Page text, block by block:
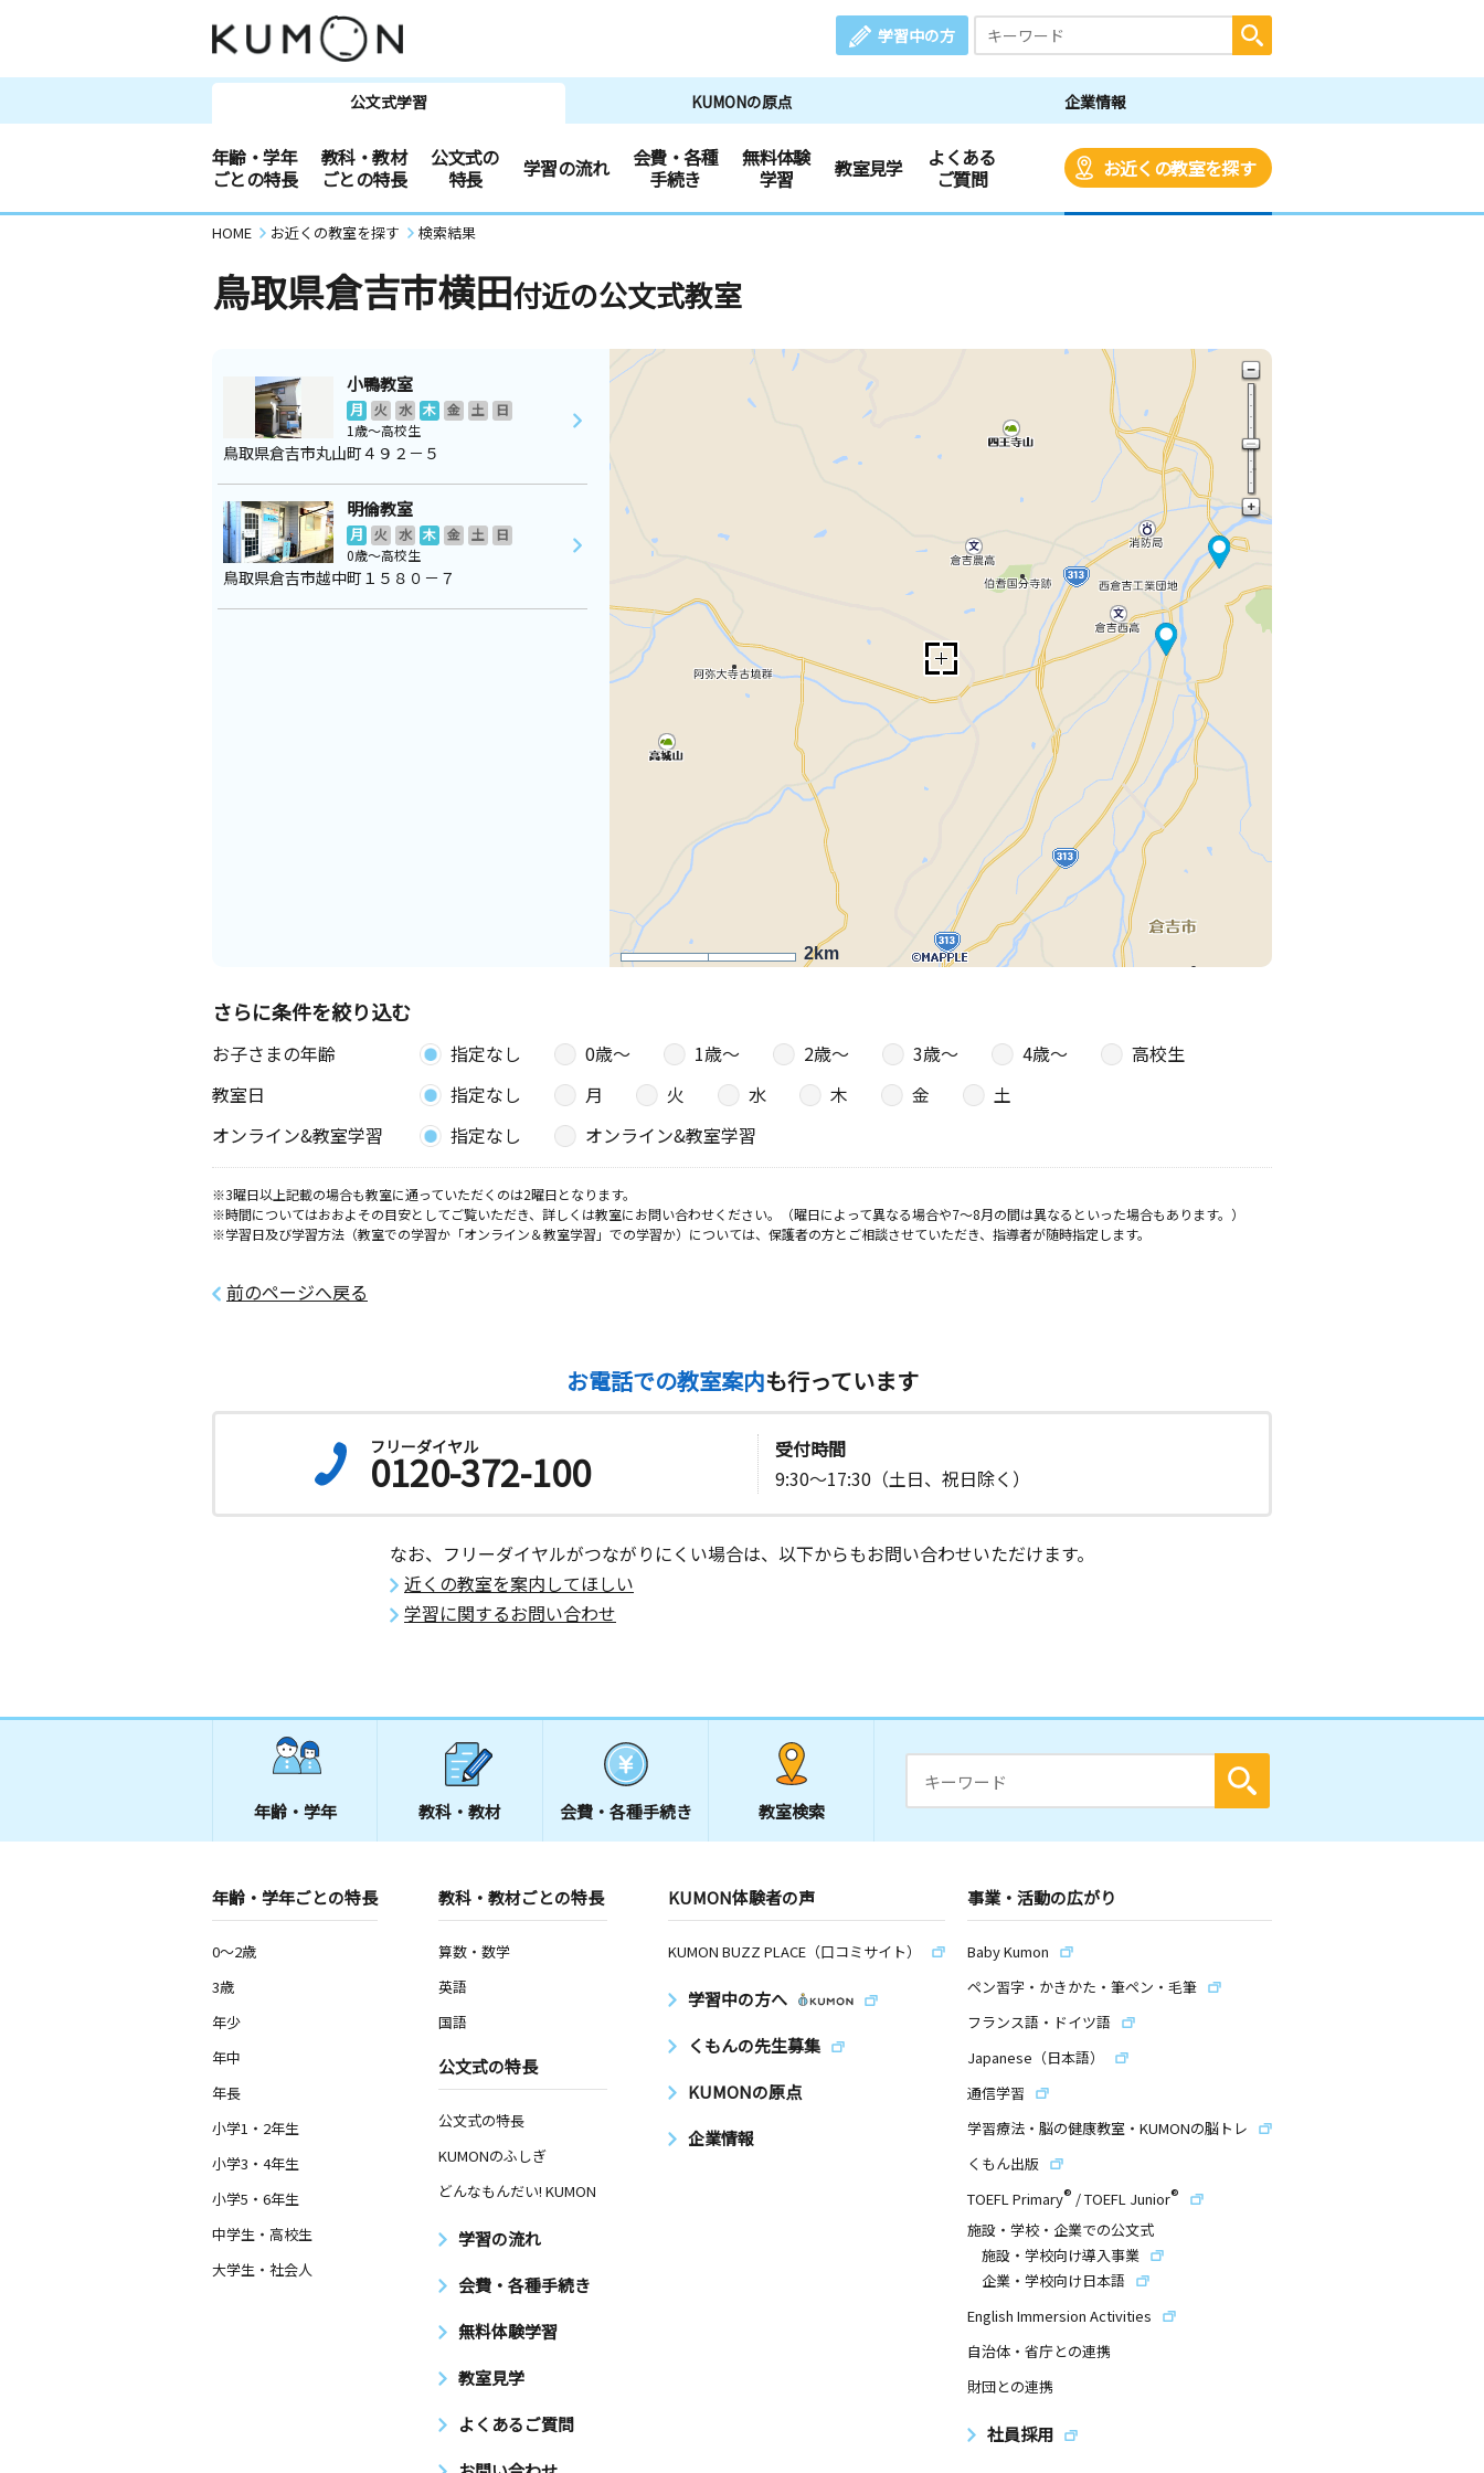
学習中の方
公文式学習 KUMONの原点 企業情報
年齢・学年
ごとの特長
教科・教材
ごとの特長
公文式の
特長
学習の流れ
会費・各種
手続き
無料体験
学習
教室見学
よくある
ご質問
お近くの教室を探す
HOME お近くの教室を探す 検索結果
鳥取県倉吉市横田付近の公文式教室
2km
小鴨教室
月 火 水 木 金 土
日
1歳～高校生
鳥取県倉吉市丸山町４９２－５
明倫教室
月 火 水 木 金 土
日
0歳～高校生
鳥取県倉吉市越中町１５８０－７
さらに条件を絞り込む
お子さまの年齢 指定なし 0歳〜 1歳〜 2歳〜 3歳〜 4歳〜
高校生
教室日
指定なし 月 火 水 木 金
土
オンライン&教室学習
指定なし オンライン&教室学習
※3曜日以上記載の場合も教室に通っていただくのは2曜日となります。
※時間についてはおおよその目安としてご覧いただき、詳しくは教室にお問い合わせください。（曜日によって異なる場合や7～8月の間は異なるといった場合もあります。）
※学習日及び学習方法（教室での学習か「オンライン＆教室学習」での学習か）については、保護者の方とご相談させていただき、指導者が随時指定します。
前のページへ戻る
お電話での教室案内も行っています
フリーダイヤル
0120-372-100
受付時間
9:30～17:30（土日、祝日除く）
なお、フリーダイヤルがつながりにくい場合は、以下からもお問い合わせいただけます。
近くの教室を案内してほしい
学習に関するお問い合わせ
年齢・学年 教科・教材 会費・ 各種手続き 教室検索
年齢・学年ごとの特長
0～2歳
3歳
年少
年中
年長
小学1・2年生
小学3・4年生
小学5・6年生
中学生・高校生
大学生・社会人
教科・教材ごとの特長
算数・数学
英語
国語
公文式の特長
公文式の特長
KUMONのふしぎ
どんなもんだい! KUMON
学習の流れ
会費・各種手続き
無料体験学習
教室見学
よくあるご質問
KUMON体験者の声
KUMON BUZZ PLACE（口コミサイト）
学習中の方へ
くもんの先生募集
KUMONの原点
企業情報
事業・活動の広がり
Baby Kumon
ペン習字・かきかた・筆ペン・毛筆
フランス語・ドイツ語
Japanese（日本語）
通信学習
学習療法・脳の健康教室・KUMONの脳トレ
くもん出版
TOEFL Primary® /TOEFL Junior®
施設・学校・企業での公文式
施設・学校向け導入事業
企業・学校向け日本語
English Immersion Activities
自治体・省庁との連携
財団との連携
社員採用